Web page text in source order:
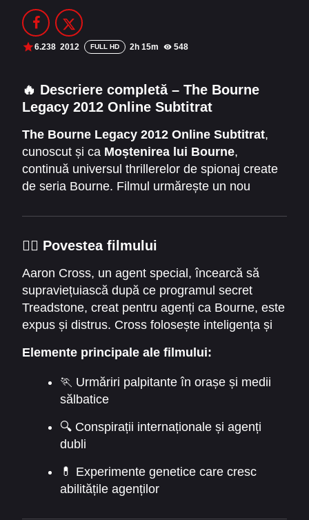
Filme Online 2014
Filme Online 2012 Filme Online 2011
DMCA
SERIALE ONLINE
TERMENI ȘI CONDIȚII
6.238 2012 FULL HD 2h 15m 548
🔥 Descriere completă – The Bourne
Legacy 2012 Online Subtitrat
The Bourne Legacy 2012 Online Subtitrat,
cunoscut și ca Moștenirea lui Bourne,
continuă universul thrillerelor de spionaj create
de seria Bourne. Filmul urmărește un nou
antrenat care descoperă secretele periculoase
ale programului care l-a creat. Povestea este
plină de acțiune, urmăriri spectaculoase și
mister, menținând spectatorul prins în tensiune
constantă.
🕵️‍♂️ Povestea filmului
Aaron Cross, un agent special, încearcă să
supraviețuiască după ce programul secret
Treadstone, creat pentru agenți ca Bourne, este
expus și distrus. Cross folosește inteligența și
agenții care vor să îl elimine. Pe măsură ce își
dezvăluie trecutul, Aaron descoperă adevărul
despremoștenirea lui Bourne
și legătura sa
Elemente principale ale filmului:
🏃 Urmăriri palpitante în orașe și medii
sălbatice
🔍 Conspirații internaționale și agenți
dubli
💊 Experimente genetice care cresc
abilitățile agenților